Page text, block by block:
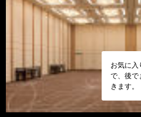
お気に入
で、後で
きます。